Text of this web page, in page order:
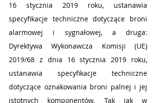
16 stycznia 2019 roku, ustanawia
specyfikacje techniczne dotyczące broni
alarmowej i sygnałowej, a druga:
Dyrektywa Wykonawcza Komisji (UE)
2019/68 z dnia 16 stycznia 2019 roku,
ustanawia specyfikacje techniczne
dotyczące oznakowania broni palnej i jej
istotnych komponentów. Tak jak w